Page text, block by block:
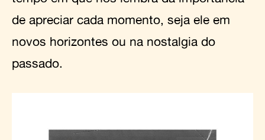
de apreciar cada momento, seja ele em
novos horizontes ou na nostalgia do
passado.